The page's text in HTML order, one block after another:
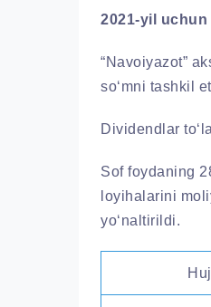
2021-yil uchun
“Navoiyazot”
so‘mni tashkil
Dividendlar
Sof foydaning
loyihalarini
yo‘naltirildi.